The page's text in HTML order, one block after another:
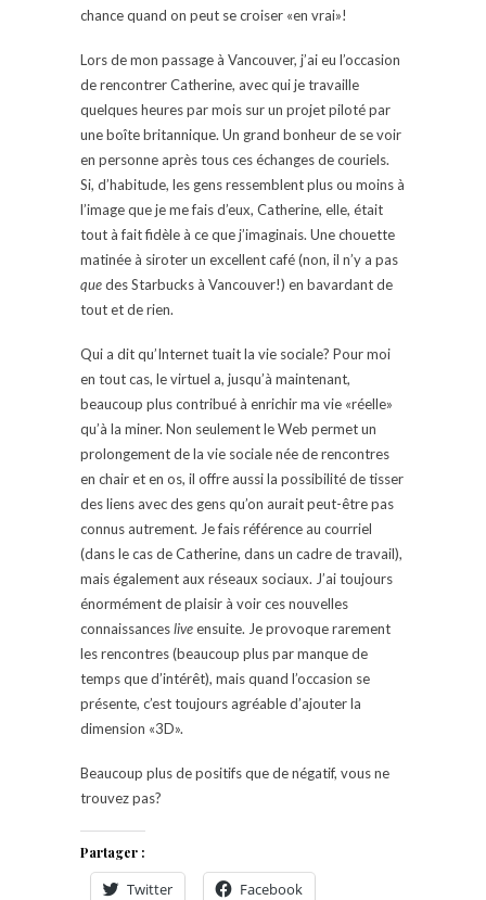
chance quand on peut se croiser «en vrai»!
Lors de mon passage à Vancouver, j’ai eu l’occasion
de rencontrer Catherine, avec qui je travaille
quelques heures par mois sur un projet piloté par
une boîte britannique. Un grand bonheur de se voir
en personne après tous ces échanges de couriels.
Si, d’habitude, les gens ressemblent plus ou moins à
l’image que je me fais d’eux, Catherine, elle, était
tout à fait fidèle à ce que j’imaginais. Une chouette
matinée à siroter un excellent café (non, il n’y a pas
quedes Starbucks à Vancouver!) en bavardant de
tout et de rien.
Qui a dit qu’Internet tuait la vie sociale? Pour moi
en tout cas, le virtuel a, jusqu’à maintenant,
beaucoup plus contribué à enrichir ma vie «réelle»
qu’à la miner. Non seulement le Web permet un
prolongement de la vie sociale née de rencontres
en chair et en os, il offre aussi la possibilité de tisser
des liens avec des gens qu’on aurait peut-être pas
connus autrement. Je fais référence au courriel
(dans le cas de Catherine, dans un cadre de travail),
mais également aux réseaux sociaux. J’ai toujours
énormément de plaisir à voir ces nouvelles
connaissancesliveensuite. Je provoque rarement
les rencontres (beaucoup plus par manque de
temps que d’intérêt), mais quand l’occasion se
présente, c’est toujours agréable d’ajouter la
dimension «3D».
Beaucoup plus de positifs que de négatif, vous ne
trouvez pas?
Partager :
Twitter Facebook